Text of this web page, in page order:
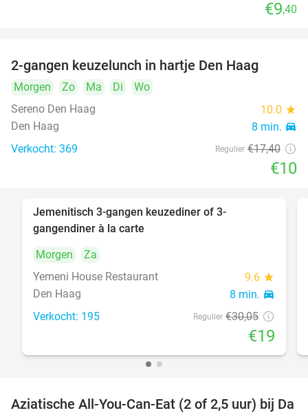
€9,40
2-gangen keuzelunch in hartje Den Haag
Morgen Zo Ma Di
Wo
Sereno Den Haag
10.0 star
Den Haag 8 min. directions_car
Verkocht: 369 Regulier €17,40
€10
Jemenitisch 3-gangen keuzediner of 3-
gangendiner à la carte
Morgen
Za
Yemeni House Restaurant
9.6 star
Den Haag 8 min. directions_car
Verkocht: 195 Regulier €30,05
€19
30%
Aziatische All-You-Can-Eat (2 of 2,5 uur) bij Da